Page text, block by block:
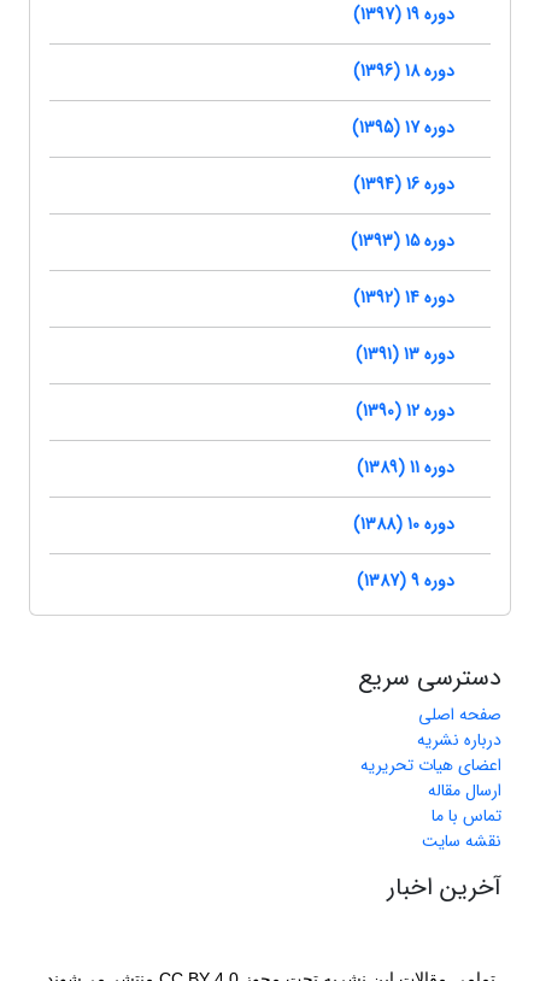
دوره 19 (1397)
دوره 18 (1396)
دوره 17 (1395)
دوره 16 (1394)
دوره 15 (1393)
دوره 14 (1392)
دوره 13 (1391)
دوره 12 (1390)
دوره 11 (1389)
دوره 10 (1388)
دوره 9 (1387)
دسترسی سریع
صفحه اصلی
درباره نشریه
اعضای هیات تحریریه
ارسال مقاله
تماس با ما
نقشه سایت
آخرین اخبار